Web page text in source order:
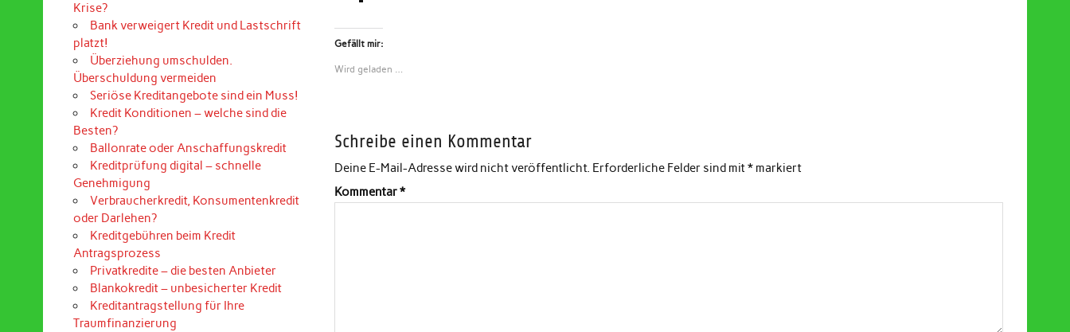
Gefällt mir:
Wird geladen …
Schreibe einen Kommentar
Deine E-Mail-Adresse wird nicht veröffentlicht. Erforderliche Felder sind mit* markiert
Kommentar*
Krise?
Bank verweigert Kredit und Lastschrift
platzt!
Überziehung umschulden.
Überschuldung vermeiden
Seriöse Kreditangebote sind ein Muss!
Kredit Konditionen – welche sind die
Besten?
Ballonrate oder Anschaffungskredit
Kreditprüfung digital – schnelle
Genehmigung
Verbraucherkredit, Konsumentenkredit
oder Darlehen?
Kreditgebühren beim Kredit
Antragsprozess
Privatkredite – die besten Anbieter
Blankokredit – unbesicherter Kredit
Kreditantragstellung für Ihre
Traumfinanzierung